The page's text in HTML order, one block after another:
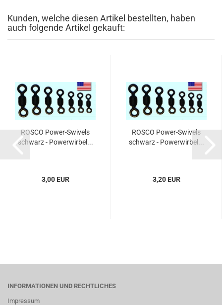
Kunden, welche diesen Artikel bestellten, haben
auch folgende Artikel gekauft:
ROSCO Power-Swivels
schwarz - Powerwirbel...
3,00 EUR
ROSCO Power-Swivels
schwarz - Powerwirbel...
3,20 EUR
INFORMATIONEN UND RECHTLICHES
Impressum